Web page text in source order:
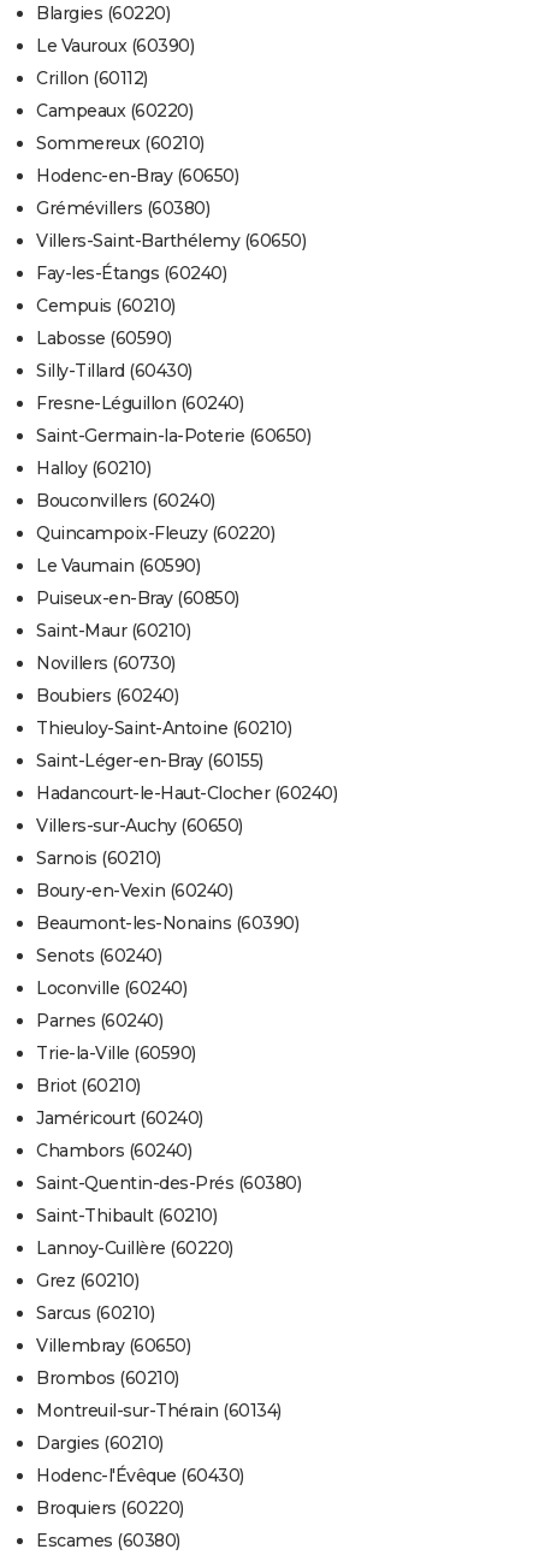
Blargies (60220)
Le Vauroux (60390)
Crillon (60112)
Campeaux (60220)
Sommereux (60210)
Hodenc-en-Bray (60650)
Grémévillers (60380)
Villers-Saint-Barthélemy (60650)
Fay-les-Étangs (60240)
Cempuis (60210)
Labosse (60590)
Silly-Tillard (60430)
Fresne-Léguillon (60240)
Saint-Germain-la-Poterie (60650)
Halloy (60210)
Bouconvillers (60240)
Quincampoix-Fleuzy (60220)
Le Vaumain (60590)
Puiseux-en-Bray (60850)
Saint-Maur (60210)
Novillers (60730)
Boubiers (60240)
Thieuloy-Saint-Antoine (60210)
Saint-Léger-en-Bray (60155)
Hadancourt-le-Haut-Clocher (60240)
Villers-sur-Auchy (60650)
Sarnois (60210)
Boury-en-Vexin (60240)
Beaumont-les-Nonains (60390)
Senots (60240)
Loconville (60240)
Parnes (60240)
Trie-la-Ville (60590)
Briot (60210)
Jaméricourt (60240)
Chambors (60240)
Saint-Quentin-des-Prés (60380)
Saint-Thibault (60210)
Lannoy-Cuillère (60220)
Grez (60210)
Sarcus (60210)
Villembray (60650)
Brombos (60210)
Montreuil-sur-Thérain (60134)
Dargies (60210)
Hodenc-l'Évêque (60430)
Broquiers (60220)
Escames (60380)